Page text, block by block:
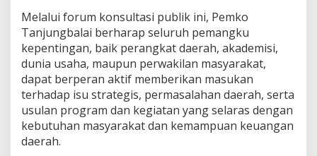
Melalui forum konsultasi publik ini, Pemko
Tanjungbalai berharap seluruh pemangku
kepentingan, baik perangkat daerah, akademisi,
dunia usaha, maupun perwakilan masyarakat,
dapat berperan aktif memberikan masukan
terhadap isu strategis, permasalahan daerah, serta
usulan program dan kegiatan yang selaras dengan
kebutuhan masyarakat dan kemampuan keuangan
daerah.